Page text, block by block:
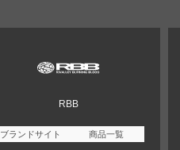
RBB
ブランドサイト 商品一覧